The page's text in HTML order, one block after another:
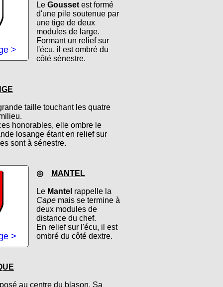
>
Le Goussetest formé
d'une pile soutenue par
une tige de deux
modules de large.
Formant un relief sur
l'écu, il est ombré du
côté sénestre.
taille touchant les quatre
honorables, elle ombre le
losange étant en relief sur
sont à sénestre.
>
◎ MANTEL
Le Mantel rappelle la
Capemais se termine à
deux modules de
distance du chef.
En relief sur l'écu, il est
ombré du côté dextre.
au centre du blason. Sa